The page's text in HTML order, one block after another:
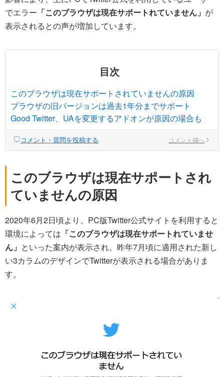
でエラー 「このブラウザは現在サポートれていません」 が
表示されるとの声が増加しています。
目次
このブラウザは現在サポートされていませんの原因
ブラウザの旧バージョンは過去1年分までサポート
Good Twitter、UAを変更するアドオンが原因の場合も
コメント・質問を投稿する コメント欄へ
このブラウザは現在サポートされ
ていませんの原因
2020年6月2日頃より、PC版Twitter公式サイトを利用すると
環境によっては 「このブラウザは現在サポートれていませ
ん」 といった案内が表示され、昨年7月頃に適用された新し
い3カラムのデザインでTwitterが表示される場合がありま
す。